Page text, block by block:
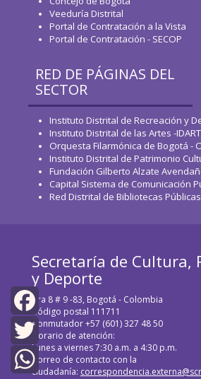
Facebook
Twitter
Veeduría Distrital
Portal de Contratación a la Vista
Portal de Contratación - SECOP
RED DE PÁGINAS DEL
SECTOR
Instituto Distrital de Recreación y
Instituto Distrital de las Artes -
Orquesta Filarmónica de Bogotá -
Instituto Distrital de Patrimonio
Fundación Gilberto Alzate
Capital Sistema de Comunicación
Red Distrital de Bibliotecas
Secretaría de Cultura,
y Deporte
Cra 8 # 9 -83, Bogotá - Colombia
Código postal 111711
Conmutador +57 (601) 327 48 50
Horario de atención:
Lunes a viernes 7:30 a.m. a 4:30 p.m.
Correo de contacto con la
ciudadanía: